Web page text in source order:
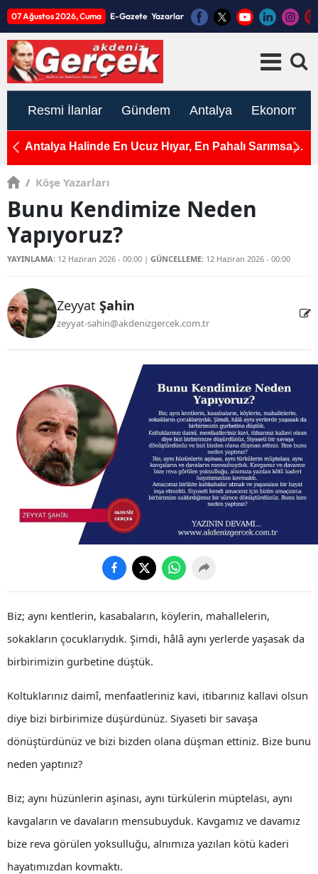
07 Ağustos 2026, Cuma E-Gazete Yazarlar
Resmi İlanlar Gündem Antalya Ekonomi
Antalya Halinde En Ucuz Hıyar, En Pahalı Sarımsak
/ Köşe Yazarları
Bunu Kendimize Neden
Yapıyoruz?
YAYINLAMA: 12 Haziran 2026 - 00:00 | GÜNCELLEME: 12 Haziran 2026 - 00:00
Zeyyat Şahin
zeyyat-sahin@akdenizgercek.com.tr
Biz; aynı kentlerin, kasabaların, köylerin, mahallelerin,
sokakların çocuklarıydık. Şimdi, hâlâ aynı yerlerde yaşasak da
birbirimizin gurbetine düştük.
Koltuklarınız daimî, menfaatleriniz kavi, itibarınız kallavi olsun
diye bizi birbirimize düşürdünüz. Siyaseti bir savaşa
dönüştürdünüz ve bizi bizden olana düşman ettiniz. Bize bunu
neden yaptınız?
Biz; aynı hüzünlerin aşinası, aynı türkülerin müptelası, aynı
kavgaların ve davaların mensubuyduk. Kavgamız ve davamız
bize reva görülen yoksulluğu, alnımıza yazılan kötü kaderi
hayatımızdan kovmaktı.